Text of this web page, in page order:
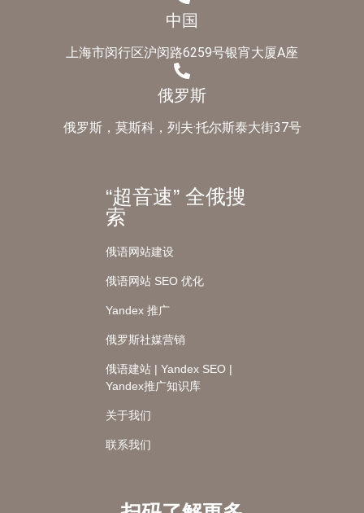
中国
上海市闵行区沪闵路6259号银宵大厦A座
俄罗斯
俄罗斯，莫斯科，列夫·托尔斯泰大街37号
“超音速” 全俄搜
索
俄语网站建设
俄语网站 SEO 优化
Yandex 推广
俄罗斯社媒营销
俄语建站 | Yandex SEO |
Yandex推广知识库
关于我们
联系我们